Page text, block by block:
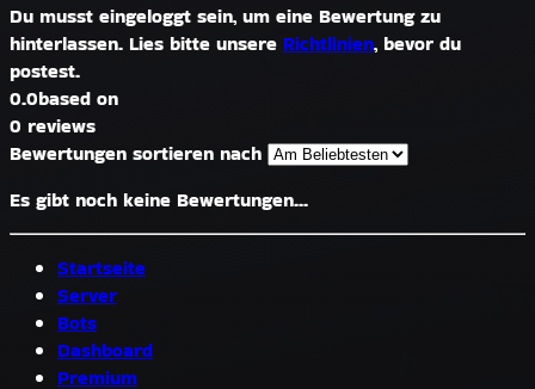
Du musst eingeloggt sein, um eine Bewertung zu
hinterlassen. Lies bitte unsere Richtlinien, bevor du
postest.
0.0based on
0 reviews
Bewertungen sortieren nach
Es gibt noch keine Bewertungen...
Startseite
Server
Bots
Dashboard
Premium